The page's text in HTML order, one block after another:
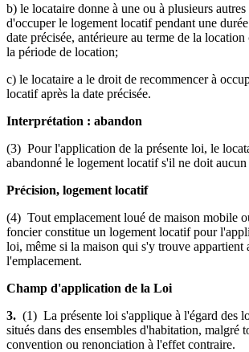
b) le locataire donne à une ou à plusieurs
d'occuper le logement locatif pendant une
date précisée, antérieure au terme de la
la période de location;
c) le locataire a le droit de recommencer à
locatif après la date précisée.
Interprétation : abandon
(3) Pour l'application de la présente loi, le
abandonné le logement locatif s'il ne doit
Précision, logement locatif
(4) Tout emplacement loué de maison mobile
foncier constitue un logement locatif pour
loi, même si la maison qui s'y trouve appartient
l'emplacement.
Champ d'application de la Loi
3. (1) La présente loi s'applique à l'égard des
situés dans des ensembles d'habitation, malgré
convention ou renonciation à l'effet contraire.